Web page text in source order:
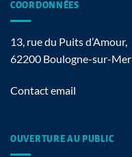
COORDONNÉES
13, rue du Puits d’Amour,
62200 Boulogne-sur-Mer
Contact email
OUVERTURE AU PUBLIC